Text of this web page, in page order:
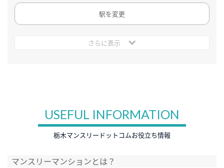
駅を変更
さらに表示
USEFUL INFORMATION
栃木マンスリードットコムお役立ち情報
マンスリーマンションとは？